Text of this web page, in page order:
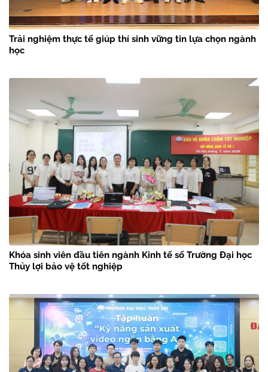
Trải nghiệm thực tế giúp thí sinh vững tin lựa chọn ngành
học
Khóa sinh viên đầu tiên ngành Kinh tế số Trường Đại học
Thủy lợi bảo vệ tốt nghiệp